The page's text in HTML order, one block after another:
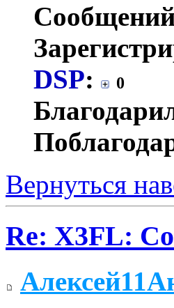
DSP: 0
Вернуться
Re: X3FL: